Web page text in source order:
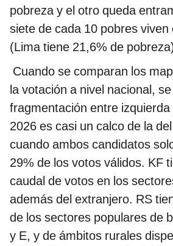
pobreza y el otro queda
siete de cada 10 pobres viven
(Lima tiene 21,6% de
Cuando se comparan los
la votación a nivel nacional,
fragmentación entre
2026 es casi un calco de la
cuando ambos candidatos
29% de los votos válidos. KF
caudal de votos en los
además del extranjero. RS
de los sectores populares de
y E, y de ámbitos rurales